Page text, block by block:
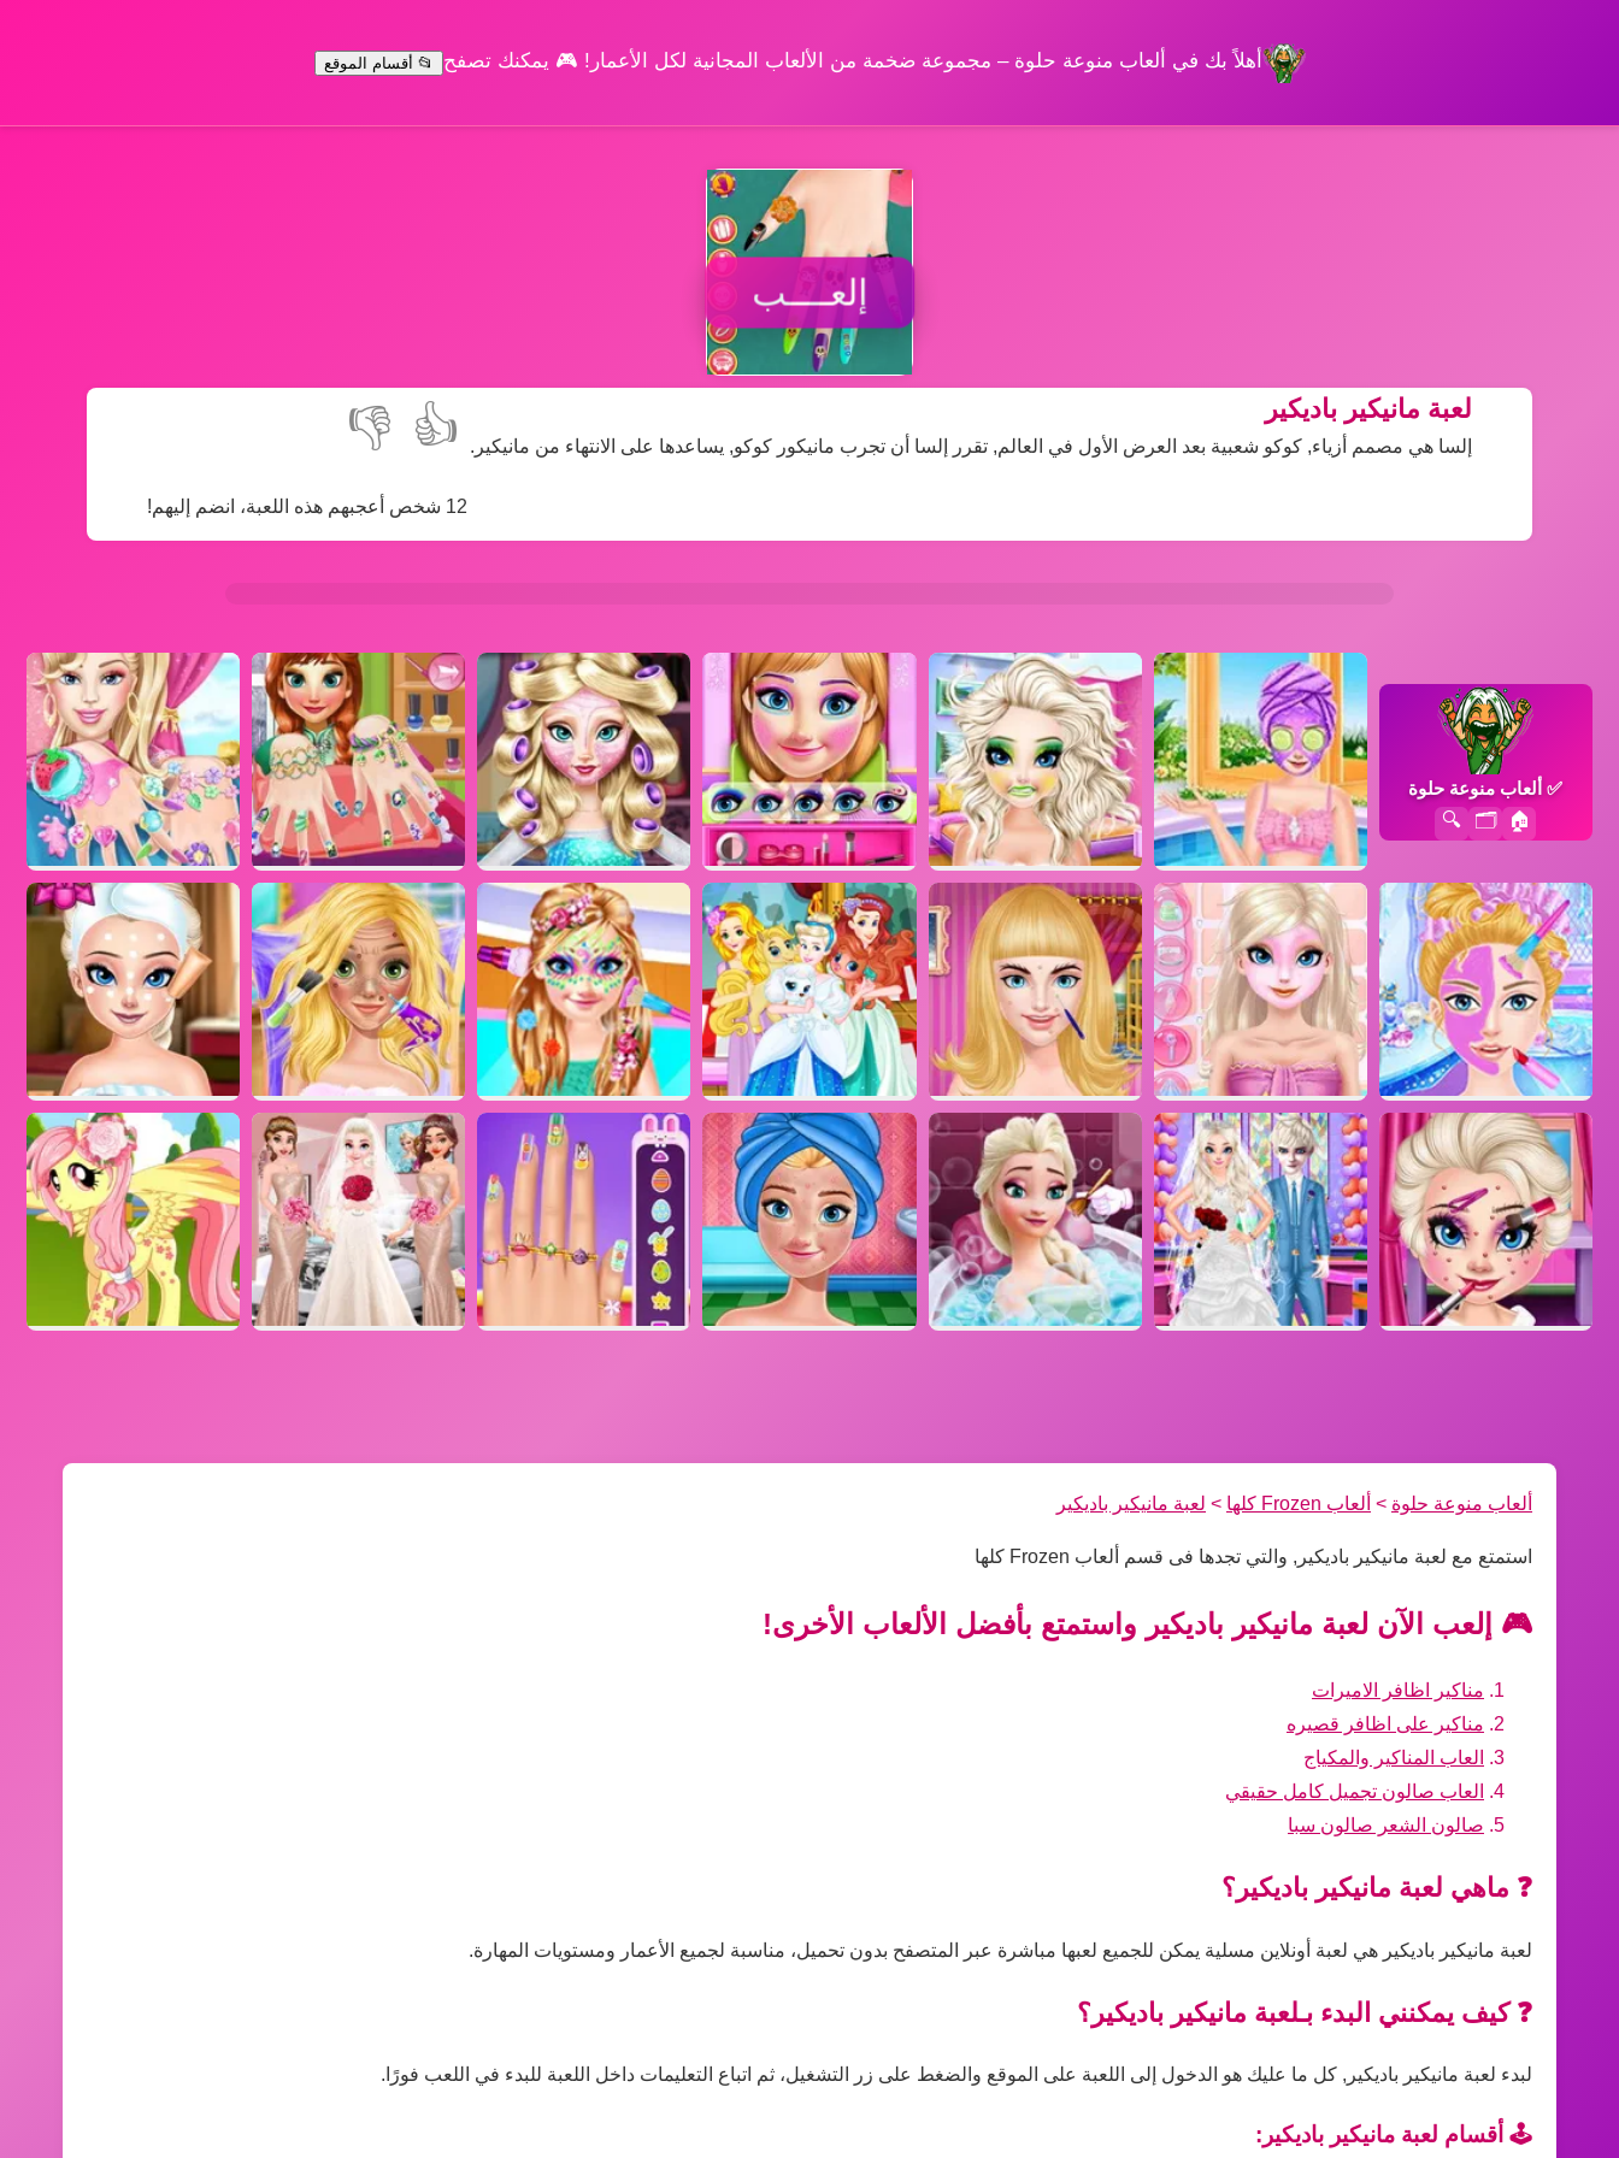
أهلاً بك في ألعاب منوعة حلوة – مجموعة ضخمة من الألعاب المجانية لكل الأعمار! 🎮 يمكنك تصفح 📂 أقسام الموقع
إلعــــب
👍
👎
12 شخص أعجبهم هذه اللعبة، انضم إليهم!
لعبة مانيكير باديكير
إلسا هي مصمم أزياء, كوكو شعبية بعد العرض الأول في العالم, تقرر إلسا أن تجرب مانيكور كوكو, يساعدها على الانتهاء من مانيكير.
✅ألعاب منوعة حلوة
🏠
🗂️
🔍
ألعاب منوعة حلوة > ألعاب Frozen كلها > لعبة مانيكير باديكير
استمتع مع لعبة مانيكير باديكير, والتي تجدها فى قسم ألعاب Frozen كلها
🎮 إلعب الآن لعبة مانيكير باديكير واستمتع بأفضل الألعاب الأخرى!
مناكير اظافر الاميرات
مناكير على اظافر قصيره
العاب المناكير والمكياج
العاب صالون تجميل كامل حقيقي
صالون الشعر صالون سبا
❓ ماهي لعبة مانيكير باديكير؟
لعبة مانيكير باديكير هي لعبة أونلاين مسلية يمكن للجميع لعبها مباشرة عبر المتصفح بدون تحميل، مناسبة لجميع الأعمار ومستويات المهارة.
❓ كيف يمكنني البدء بـلعبة مانيكير باديكير؟
لبدء لعبة مانيكير باديكير, كل ما عليك هو الدخول إلى اللعبة على الموقع والضغط على زر التشغيل، ثم اتباع التعليمات داخل اللعبة للبدء في اللعب فورًا.
🕹️ أقسام لعبة مانيكير باديكير: